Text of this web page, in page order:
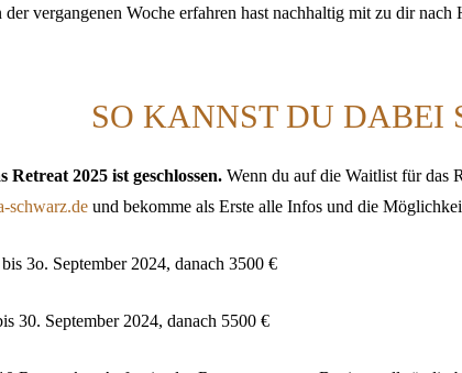
vergangenen Woche erfahren hast nachhaltig mit zu dir
SO KANNST DU DABEI
2025 ist geschlossen. Wenn du auf die Waitlist für das
schwarz.de und bekomme als Erste alle Infos und die
3o. September 2024, danach 3500 €
30. September 2024, danach 5500 €